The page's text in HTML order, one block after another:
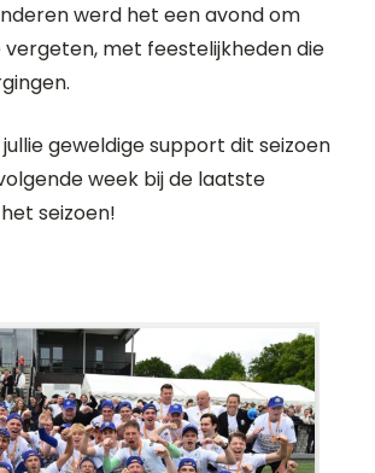
werd het een avond om
met feestelijkheden die
geweldige support dit seizoen
week bij de laatste
seizoen!